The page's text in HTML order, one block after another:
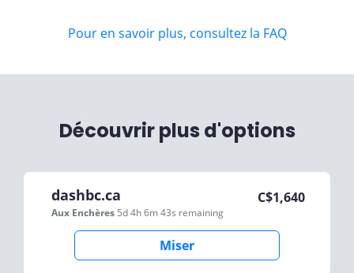
Pour en savoir plus, consultez la FAQ
Découvrir plus d'options
dashbc.ca
Aux Enchères 5d 4h 6m 43s remaining
C$1,640
Miser